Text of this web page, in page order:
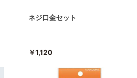
ネジ口金セット
￥1,120